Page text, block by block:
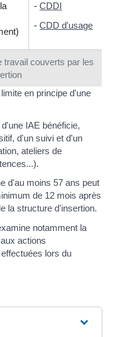
travail couverts par les
-CDDI
-CDD d'usage
en principe d'une
IAE bénéficie,
d'un suivi et d'un
ateliers de
d'au moins 57 ans peut
de 12 mois après
la structure d'insertion.
notamment la
actions
lors du